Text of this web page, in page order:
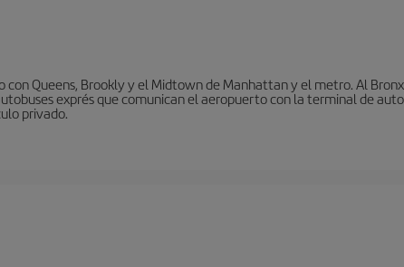
Queens, Brookly y el Midtown de Manhattan y el metro. Al
exprés que comunican el aeropuerto con la terminal de
privado.